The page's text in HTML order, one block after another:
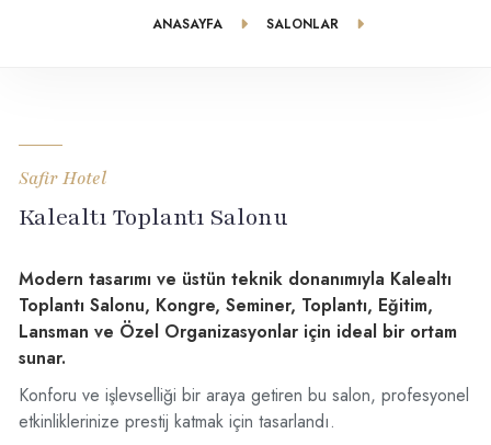
ANASAYFA SALONLAR
Safir Hotel
Kalealtı Toplantı Salonu
Modern tasarımı ve üstün teknik donanımıyla Kalealtı
Toplantı Salonu, Kongre, Seminer, Toplantı, Eğitim,
Lansman ve Özel Organizasyonlar için ideal bir ortam
sunar.
Konforu ve işlevselliği bir araya getiren bu salon, profesyonel
etkinliklerinize prestij katmak için tasarlandı.